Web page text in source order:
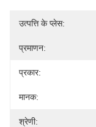
उत्पत्ति के प्लेस:
प्रमाणन:
प्रकार:
मानक:
श्रेणी: